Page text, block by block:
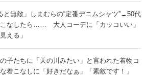
と無敵」しまむらの“定番デニムシャツ”→50代
なしたら…… 大人コーデに「カッコいい」
える」
子たちに「天の川みたい」と言われた着物コ
着こなしに「好きだなぁ」「素敵です！」